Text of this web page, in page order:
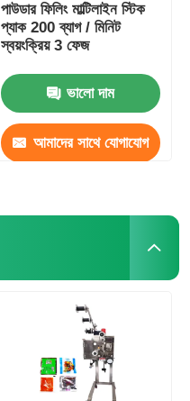
পাউডার ফিলিং মাল্টিলাইন স্টিক
প্যাক 200 ব্যাগ / মিনিট
স্বয়ংক্রিয় 3 ফেজ
ভালো দাম
আমাদের সাথে যোগাযোগ